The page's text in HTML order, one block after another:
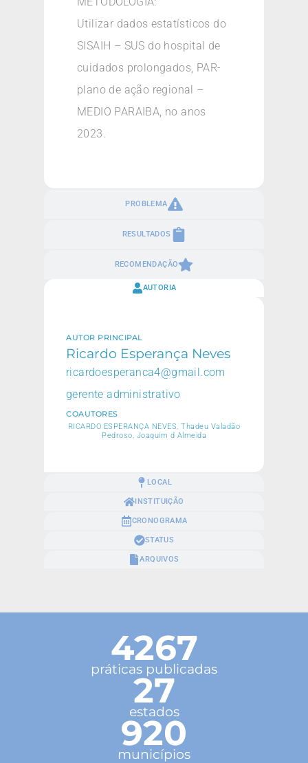
PROBLEMA
RESULTADOS
RECOMENDAÇÃO
Utilizar dados estatísticos do
SISAIH – SUS do hospital de
cuidados prolongados, PAR-
plano de ação regional –
MEDIO PARAIBA, no anos
2023.
AUTORIA
LOCAL
INSTITUIÇÃO
CRONOGRAMA
STATUS
ARQUIVOS
AUTOR PRINCIPAL
Ricardo Esperança Neves
ricardoesperanca4@gmail.com
gerente administrativo
COAUTORES
RICARDO ESPERANÇA NEVES, Thadeu Valadão
Pedroso, Joaquim d Almeida
4267
práticas publicadas
27
estados
920
municípios